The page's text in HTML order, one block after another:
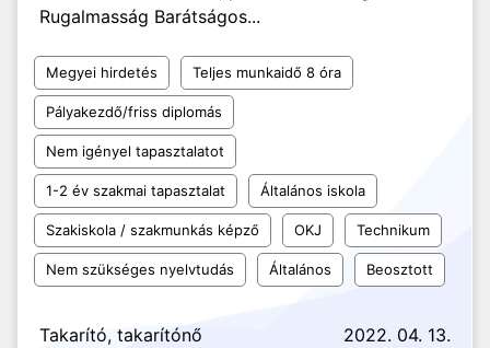
Rugalmasság Barátságos...
Megyei hirdetés Teljes munkaidő 8 óra
Pályakezdő/friss diplomás
Nem igényel tapasztalatot
1-2 év szakmai tapasztalat Általános iskola
Szakiskola / szakmunkás képző OKJ Technikum
Nem szükséges nyelvtudás Általános Beosztott
Takarító, takarítónő 2022. 04. 13.